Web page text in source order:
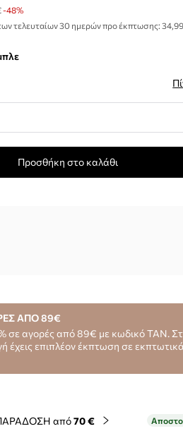
-48%
τελευταίων 30 ημερών προ έκπτωσης:
Προσθήκη στο καλάθι
ΑΠΟ 89€
σε αγορές από 89€ με κωδικό TAN.
έχεις επιπλέον έκπτωση σε εκπτωτικά
από70 €